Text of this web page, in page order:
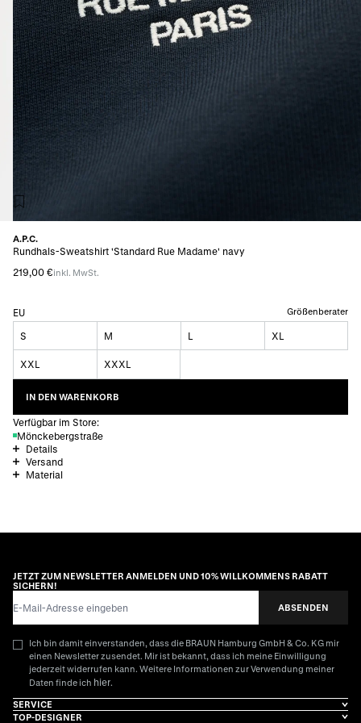
A.P.C.
Rundhals-Sweatshirt 'Standard Rue Madame' navy
219,00 €inkl. MwSt.
EU Größenberater
S M L XL
XXL XXXL
IN DEN WARENKORB
Verfügbar im Store:
Mönckebergstraße
Details
Versand
Material
JETZT ZUM NEWSLETTER ANMELDEN UND 10% WILLKOMMENS RABATT
SICHERN!
ABSENDEN
Ich bin damit einverstanden, dass die BRAUN Hamburg GmbH & Co. KG mir
einen Newsletter zusendet. Mir ist bekannt, dass ich meine Einwilligung
jederzeit widerrufen kann. Weitere Informationen zur Verwendung meiner
Daten finde ich hier.
SERVICE
TOP-DESIGNER